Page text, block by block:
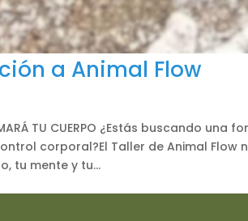
a Animal Flow
TU CUERPO ¿Estás buscando
corporal?El Taller de Animal Flow
tu mente y tu...